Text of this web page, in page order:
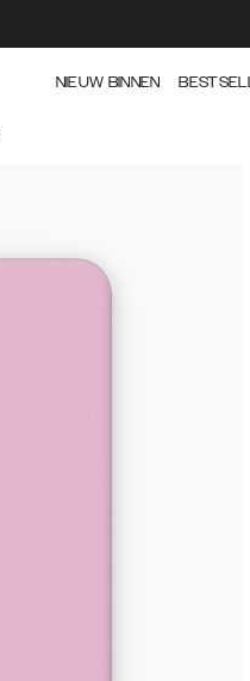
NIEUW BINNEN